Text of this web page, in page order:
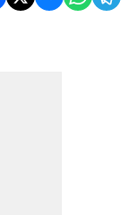
وليد جنبلاط